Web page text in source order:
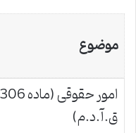
موضوع
امور حقوقی (ماده 306
ق.آ.د.م)